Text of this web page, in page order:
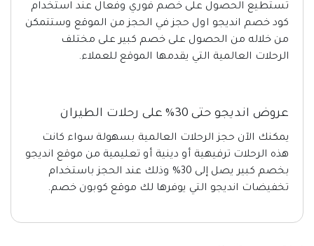
تستطيع الحصول على خصم فوري وفعال عند استخدام
كود خصم انديجو اول حجز في الحجز من الموقع وستتمكن
من خلاله من الحصول على خصم كبير على مختلف
الرحلات العالمية التي يقدمها الموقع للعملاء.
عروض انديجو حتى 30% على رحلات الطيران
يمكنك الآن حجز الرحلات العالمية بسهولة سواء كانت
هذه الرحلات ترفيهية أو دينية أو تعليمية من موقع انديجو
بخصم كبير يصل إلى 30% وذلك عند الحجز باستخدام
تخفيضات انديجو التي يوفرها لك موقع كوبون خصم.